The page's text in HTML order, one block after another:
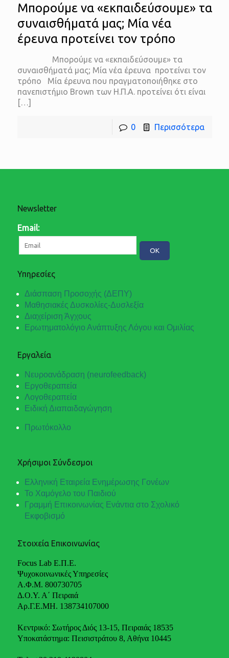
Μπορούμε να «εκπαιδεύσουμε» τα
συναισθήματά μας; Μία νέα
έρευνα προτείνει τον τρόπο
Μπορούμε να «εκπαιδεύσουμε» τα
συναισθήματά μας; Μία νέα έρευνα προτείνει τον
τρόπο Μία έρευνα που πραγματοποιήθηκε στο
πανεπιστήμιο Brown των Η.Π.Α. προτείνει ότι είναι
[…]
0 Περισσότερα
Newsletter
Email:
Υπηρεσίες
Διάσπαση Προσοχής (ΔΕΠΥ)
Μαθησιακές Δυσκολίες-Δυσλεξία
Διαχείριση Άγχους
Ερωτηματολόγιο Ανάπτυξης Λόγου και Ομιλίας
Εργαλεία
Νευροανάδραση (neurofeedback)
Εργοθεραπεία
Λογοθεραπεία
Ειδική Διαπαιδαγώγηση
Πρωτόκολλο
Χρήσιμοι Σύνδεσμοι
Ελληνική Εταιρεία Ενημέρωσης Γονέων
Το Χαμόγελο του Παιδιού
Γραμμή Επικοινωνίας Ενάντια στο Σχολικό
Εκφοβισμό
Στοιχεία Επικοινωνίας
Focus Lab Ε.Π.Ε.
Ψυχοκοινωνικές Υπηρεσίες
Α.Φ.Μ. 800730705
Δ.Ο.Υ. Α΄ Πειραιά
Αρ.Γ.Ε.ΜΗ. 138734107000
Κεντρικό: Σωτήρος Διός 13-15, Πειραιάς 18535
Υποκατάστημα: Πεισιστράτου 8, Αθήνα 10445